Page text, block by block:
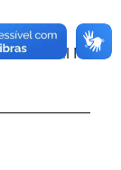
o Edital Nº